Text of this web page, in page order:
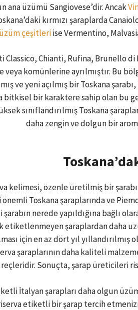
ana üzümü Sangiovese’dir. Ancak
kırmızı şaraplarda
üzüm çeşitleriise Vermentino,
Classico, Chianti, Rufina, Brunello
veya komünlerine ayrılmıştır. Bu
ve yeni açılmış bir Toskana
bitkisel bir karaktere sahip olan bu
sınıflandırılmış Toskana
daha zengin ve dolgun bir
kelimesi, özenle üretilmiş bir
Toskana şaraplarında ve
nerede yapıldığına bağlı
etiketlenmeyen şaraplardan daha
için en az dört yıl
şaraplarının daha kaliteli
Sonuçta, şarap üreticileri
İtalyan şarapları daha olgun
etiketli bir şarap tercih